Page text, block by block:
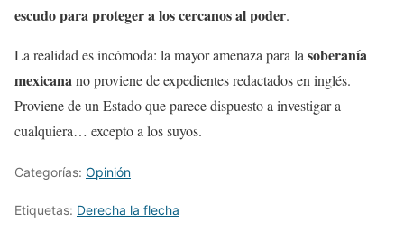
escudo para proteger a los cercanos al poder.
La realidad es incómoda: la mayor amenaza para la soberanía
mexicanano proviene de expedientes redactados en inglés.
Proviene de un Estado que parece dispuesto a investigar a
cualquiera… excepto a los suyos.
Categorías: Opinión
Etiquetas: Derecha la flecha